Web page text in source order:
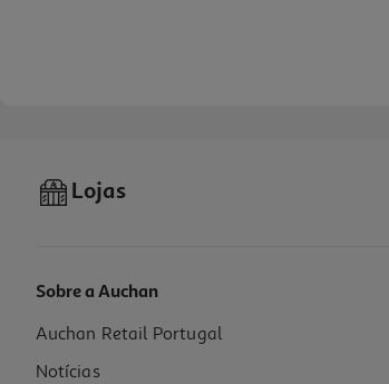
Snack Kit Kat Carro F1 29g
34.14 €/Kg
Lojas
Sobre a Auchan
Auchan Retail Portugal
Notícias